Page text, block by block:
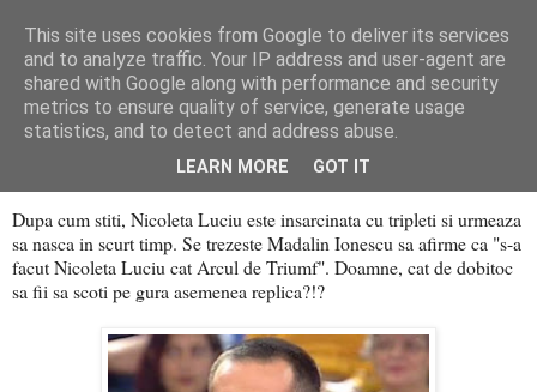
PentruDive.ro
vineri, 30 septembrie 2011
Dupa cum stiti, Nicoleta Luciu este insarcinata cu tripleti si urmeaza
sa nasca in scurt timp. Se trezeste Madalin Ionescu sa afirme ca "s-a
facut Nicoleta Luciu cat Arcul de Triumf". Doamne, cat de dobitoc
sa fii sa scoti pe gura asemenea replica?!?
This site uses cookies from Google to deliver its services
and to analyze traffic. Your IP address and user-agent are
shared with Google along with performance and security
metrics to ensure quality of service, generate usage
statistics, and to detect and address abuse.
LEARN MORE GOT IT